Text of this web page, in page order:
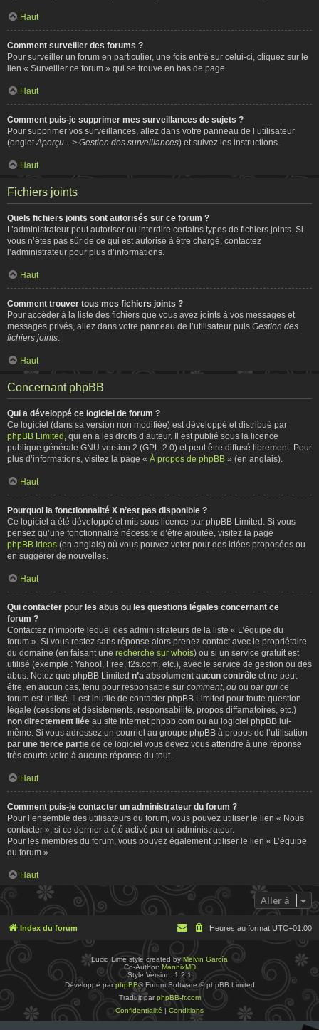
Haut
Comment surveiller des forums ?
Pour surveiller un forum en particulier, une fois entré sur celui-ci, cliquez sur le
lien « Surveiller ce forum » qui se trouve en bas de page.
Haut
Comment puis-je supprimer mes surveillances de sujets ?
Pour supprimer vos surveillances, allez dans votre panneau de l’utilisateur
(onglet Aperçu --> Gestion des surveillances) et suivez les instructions.
Haut
Fichiers joints
Quels fichiers joints sont autorisés sur ce forum ?
L’administrateur peut autoriser ou interdire certains types de fichiers joints. Si
vous n’êtes pas sûr de ce qui est autorisé à être chargé, contactez
l’administrateur pour plus d’informations.
Haut
Comment trouver tous mes fichiers joints ?
Pour accéder à la liste des fichiers que vous avez joints à vos messages et
messages privés, allez dans votre panneau de l’utilisateur puis Gestion des
fichiers joints
Haut
Concernant phpBB
Qui a développé ce logiciel de forum ?
Ce logiciel (dans sa version non modifiée) est développé et distribué par
phpBB Limited , qui en a les droits d’auteur. Il est publié sous la licence
publique générale GNU version 2 (GPL-2.0) et peut être diffusé librement. Pour
plus d’informations, visitez la page « À propos de phpBB » (en anglais).
Haut
Pourquoi la fonctionnalité X n’est pas disponible ?
Ce logiciel a été développé et mis sous licence par phpBB Limited. Si vous
pensez qu’une fonctionnalité nécessite d’être ajoutée, visitez la page
phpBB Ideas (en anglais) où vous pouvez voter pour des idées proposées ou
en suggérer de nouvelles.
Haut
Qui contacter pour les abus ou les questions légales concernant ce
forum ?
Contactez n’importe lequel des administrateurs de la liste « L’équipe du
forum ». Si vous restez sans réponse alors prenez contact avec le propriétaire
du domaine (en faisant une recherche sur whois) ou si un service gratuit est
utilisé (exemple : Yahoo!, Free, f2s.com, etc.), avec le service de gestion ou des
abus. Notez que phpBB Limited n’a absolument aucun contrôle et ne peut
être, en aucun cas, tenu pour responsable sur comment, où ou par qui ce
forum est utilisé. Il est inutile de contacter phpBB Limited pour toute question
légale (cessions et désistements, responsabilité, propos diffamatoires, etc.)
non directement liée au site Internet phpbb.com ou au logiciel phpBB lui-
même. Si vous adressez un courriel au groupe phpBB à propos de l’utilisation
par une tierce partie de ce logiciel vous devez vous attendre à une réponse
très courte voire à aucune réponse du tout.
Haut
Comment puis-je contacter un administrateur du forum ?
Pour l’ensemble des utilisateurs du forum, vous pouvez utiliser le lien « Nous
contacter », si ce dernier a été activé par un administrateur.
Pour les membres du forum, vous pouvez également utiliser le lien « L’équipe
du forum ».
Haut
Aller à
Index du forum Heures au format UTC+01:00
Lucid Lime style created byMelvin García
Co-Author: MannixMD
Style Version: 1.2.1
Développé parphpBB® Forum Software © phpBB Limited
Traduit par phpBB-fr.com
Confidentialité | Conditions